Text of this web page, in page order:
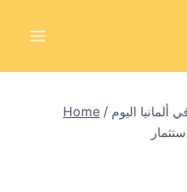
Home / ألمانيا اليوم